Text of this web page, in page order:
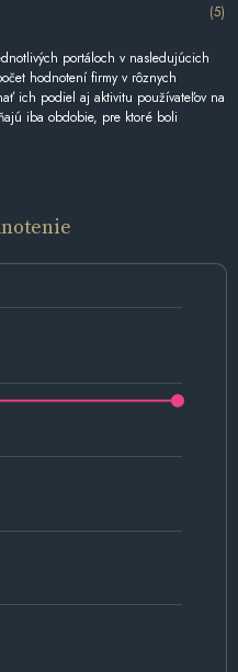
(5)
portáloch v nasledujúcich
hodnotení firmy v rôznych
ich podiel aj aktivitu používateľov na
iba obdobie, pre ktoré boli